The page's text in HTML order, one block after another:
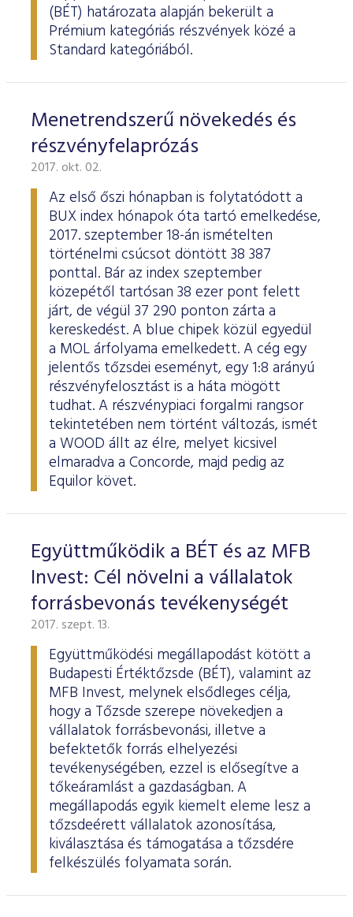
ESG Útmutató
(BÉT) határozata alapján bekerült a
Prémium kategóriás részvények közé a
Standard kategóriából.
Menetrendszerű növekedés és
részvényfelaprózás
2017. okt. 02.
Az első őszi hónapban is folytatódott a
BUX index hónapok óta tartó emelkedése,
2017. szeptember 18-án ismételten
történelmi csúcsot döntött 38 387
ponttal. Bár az index szeptember
közepétől tartósan 38 ezer pont felett
járt, de végül 37 290 ponton zárta a
kereskedést. A blue chipek közül egyedül
a MOL árfolyama emelkedett. A cég egy
jelentős tőzsdei eseményt, egy 1:8 arányú
részvényfelosztást is a háta mögött
tudhat. A részvénypiaci forgalmi rangsor
tekintetében nem történt változás, ismét
a WOOD állt az élre, melyet kicsivel
elmaradva a Concorde, majd pedig az
Equilor követ.
Együttműködik a BÉT és az MFB
Invest: Cél növelni a vállalatok
forrásbevonás tevékenységét
2017. szept. 13.
Együttműködési megállapodást kötött a
Budapesti Értéktőzsde (BÉT), valamint az
MFB Invest, melynek elsődleges célja,
hogy a Tőzsde szerepe növekedjen a
vállalatok forrásbevonási, illetve a
befektetők forrás elhelyezési
tevékenységében, ezzel is elősegítve a
tőkeáramlást a gazdaságban. A
megállapodás egyik kiemelt eleme lesz a
tőzsdeérett vállalatok azonosítása,
kiválasztása és támogatása a tőzsdére
felkészülés folyamata során.